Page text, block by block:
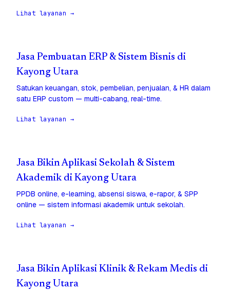
Lihat layanan →
Jasa Pembuatan ERP & Sistem Bisnis di
Kayong Utara
Satukan keuangan, stok, pembelian, penjualan, & HR dalam
satu ERP custom — multi-cabang, real-time.
Lihat layanan →
Jasa Bikin Aplikasi Sekolah & Sistem
Akademik di Kayong Utara
PPDB online, e-learning, absensi siswa, e-rapor, & SPP
online — sistem informasi akademik untuk sekolah.
Lihat layanan →
Jasa Bikin Aplikasi Klinik & Rekam Medis di
Kayong Utara